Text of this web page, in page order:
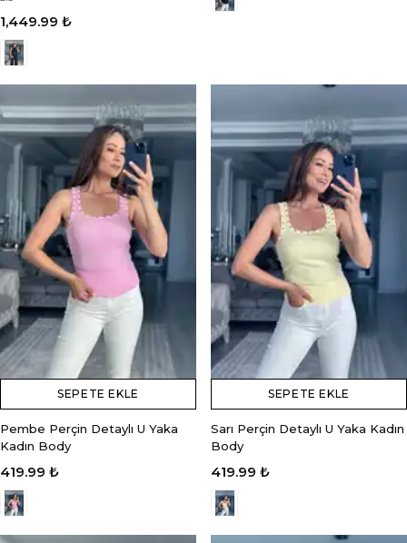
1,449.99 ₺
SEPETE EKLE
Pembe Perçin Detaylı U Yaka
Kadın Body
419.99 ₺
SEPETE EKLE
Sarı Perçin Detaylı U Yaka Kadın
Body
419.99 ₺